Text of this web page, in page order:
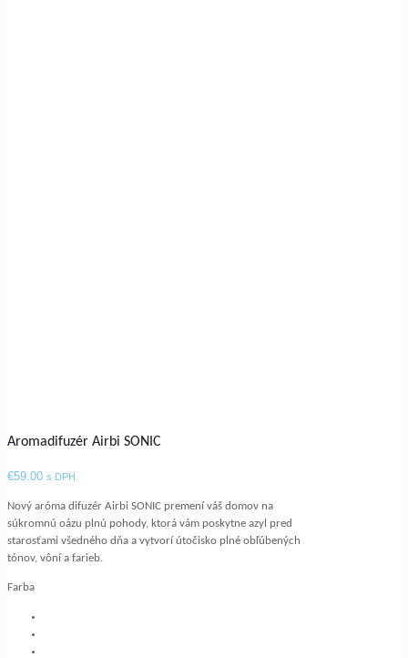
Aromadifuzér Airbi SONIC
€59.00 s DPH
Nový aróma difuzér Airbi SONIC premení váš domov na
súkromnú oázu plnú pohody, ktorá vám poskytne azyl pred
starosťami všedného dňa a vytvorí útočisko plné obľúbených
tónov, vôní a farieb.
Farba